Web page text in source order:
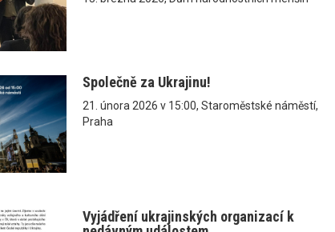
Společně za Ukrajinu!
21. února 2026 v 15:00, Staroměstské náměstí,
Praha
Vyjádření ukrajinských organizací k